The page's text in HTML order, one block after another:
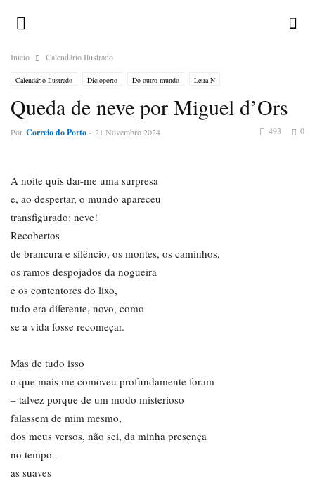
Inicio Calendário Ilustrado
Calendário Ilustrado Dicioporto Do outro mundo Letra N
Queda de neve por Miguel d’Ors
Por Correio do Porto- 21 Novembro 2024 0
493
A noite quis dar-me uma surpresa
e, ao despertar, o mundo apareceu
transfigurado: neve!
Recobertos
de brancura e silêncio, os montes, os caminhos,
os ramos despojados da nogueira
e os contentores do lixo,
tudo era diferente, novo, como
se a vida fosse recomeçar.
Mas de tudo isso
o que mais me comoveu profundamente foram
– talvez porque de um modo misterioso
falassem de mim mesmo,
dos meus versos, não sei, da minha presença
no tempo –
as suaves